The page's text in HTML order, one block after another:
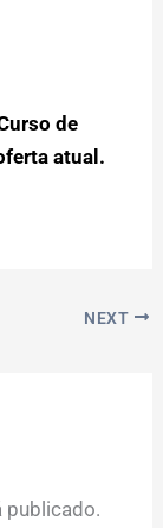
de
atual.
NEXT
publicado.